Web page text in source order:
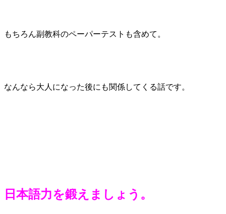
もちろん副教科のペーパーテストも含めて。
なんなら大人になった後にも関係してくる話です。
日本語力を鍛えましょう。